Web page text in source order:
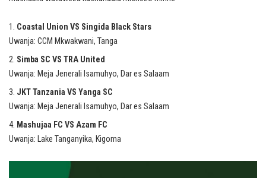
Coastal Union VS Singida Black Stars
Uwanja: CCM Mkwakwani, Tanga
Simba SC VS TRA United
Uwanja: Meja Jenerali Isamuhyo, Dar es Salaam
JKT Tanzania VS Yanga SC
Uwanja: Meja Jenerali Isamuhyo, Dar es Salaam
Mashujaa FC VS Azam FC
Uwanja: Lake Tanganyika, Kigoma